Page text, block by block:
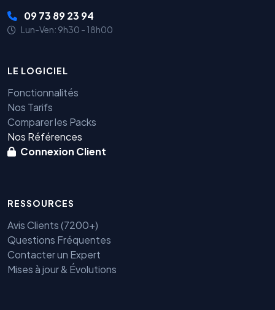
09 73 89 23 94
Lun-Ven: 9h30 - 18h00
LE LOGICIEL
Fonctionnalités
Nos Tarifs
Comparer les Packs
Nos Références
Connexion Client
RESSOURCES
Avis Clients (7200+)
Questions Fréquentes
Contacter un Expert
Mises à jour & Évolutions